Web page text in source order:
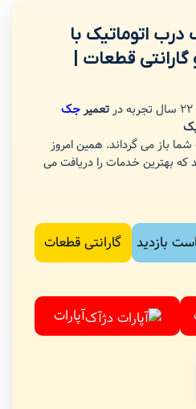
اتوماتیک با
قطعات |
تعمیرجک
باز می گرداند. همین امروز
بهترین خدمات را دریافت می
بازدید گارانتی قطعات
آپارات